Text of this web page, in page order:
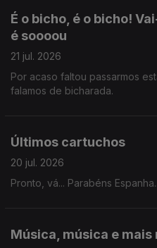
É o bicho, é o bicho!
é soooou
21 jul. 2026
Por acaso faltou passarmos
falamos de bicharada.
Últimos cartuchos
20 jul. 2026
Pronto, vá... Parabéns
Música, música e mais